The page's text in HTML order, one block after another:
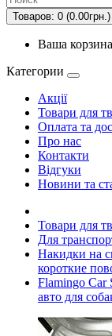
Товаров: 0 (0.00грн.)
Ваша
Категории
Акції
Товари для
Оплата та
Про нас
Контакти
Відгуки
Новини та
Товари для
Для
Накидки на
короткие
Flamingo Car
авто для